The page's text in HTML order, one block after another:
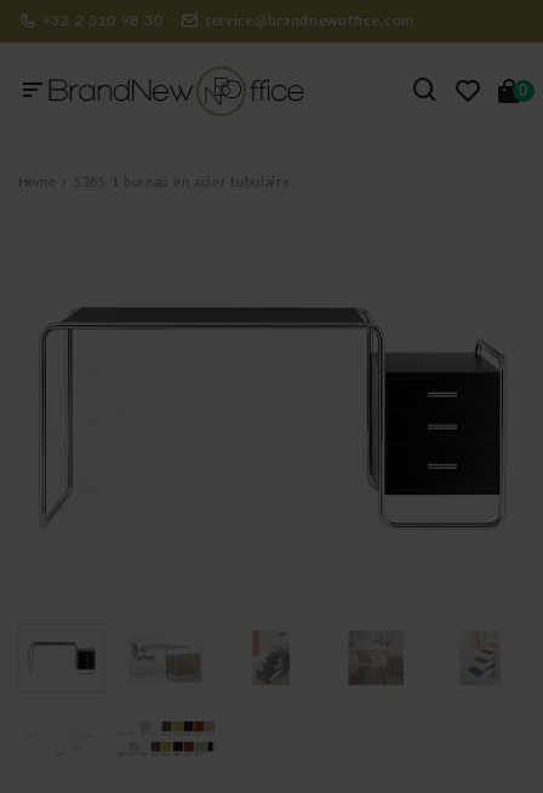
+32 2 310 98 30 service@brandnewoffice.com
0
Home S285 1 bureau en acier tubulaire